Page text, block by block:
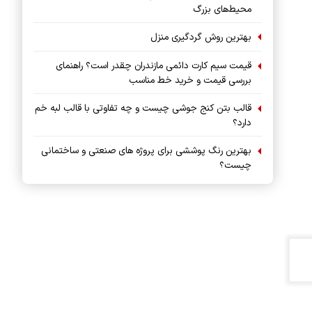
محیط‌های بزرگ
بهترین روش گردگیری منزل
قیمت سیم کارت دائمی مازندران چقدر است؟ راهنمای
بررسی قیمت و خرید خط مناسب
قالب بتن کنج جوشی چیست و چه تفاوتی با قالب لبه خم
دارد؟
بهترین رنگ پوششی برای پروژه های صنعتی و ساختمانی
چیست؟